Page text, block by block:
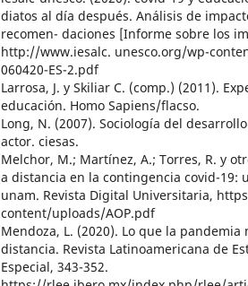
diatos al día después. Análisis de
recomen- daciones [Informe sobre los
http://www.iesalc. unesco.org/wp-
060420-ES-2.pdf
Larrosa, J. y Skiliar C. (comp.) (2011).
educación. Homo Sapiens/flacso.
Long, N. (2007). Sociología del
actor. ciesas.
Melchor, M.; Martínez, A.; Torres, R. y
a distancia en la contingencia covid-19:
unam. Revista Digital Universitaria,
content/uploads/AOP.pdf
Mendoza, L. (2020). Lo que la
distancia. Revista Latinoamericana de
Especial, 343-352.